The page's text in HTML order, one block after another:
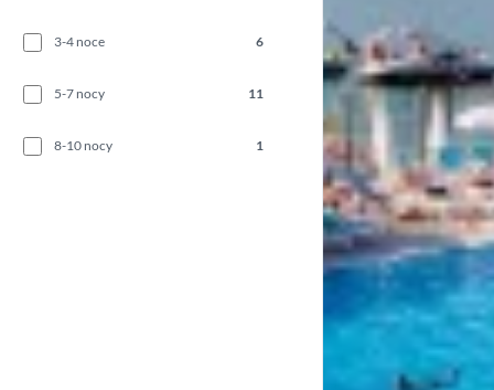
3-4 noce 6
5-7 nocy 11
8-10 nocy 1